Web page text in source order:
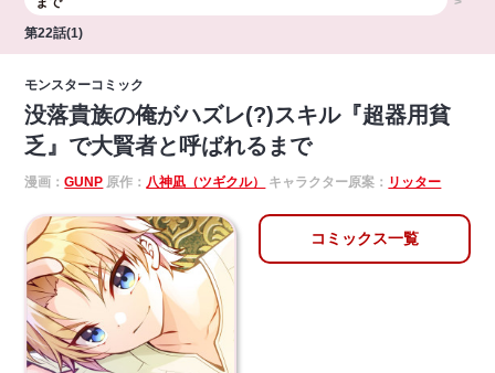
第22話(1)
モンスターコミック
没落貴族の俺がハズレ(?)スキル『超器用貧
乏』で大賢者と呼ばれるまで
漫画：GUNP 原作： 八神凪（ツギクル） キャラクター原案： リッター
コミックス一覧